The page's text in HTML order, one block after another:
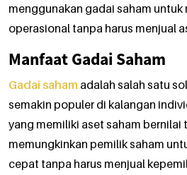
menggunakan gadai saham
operasional tanpa harus menjual
Manfaat Gadai Saham
Gadai saham adalah salah satu
semakin populer di kalangan
yang memiliki aset saham bernilai
memungkinkan pemilik saham
cepat tanpa harus menjual